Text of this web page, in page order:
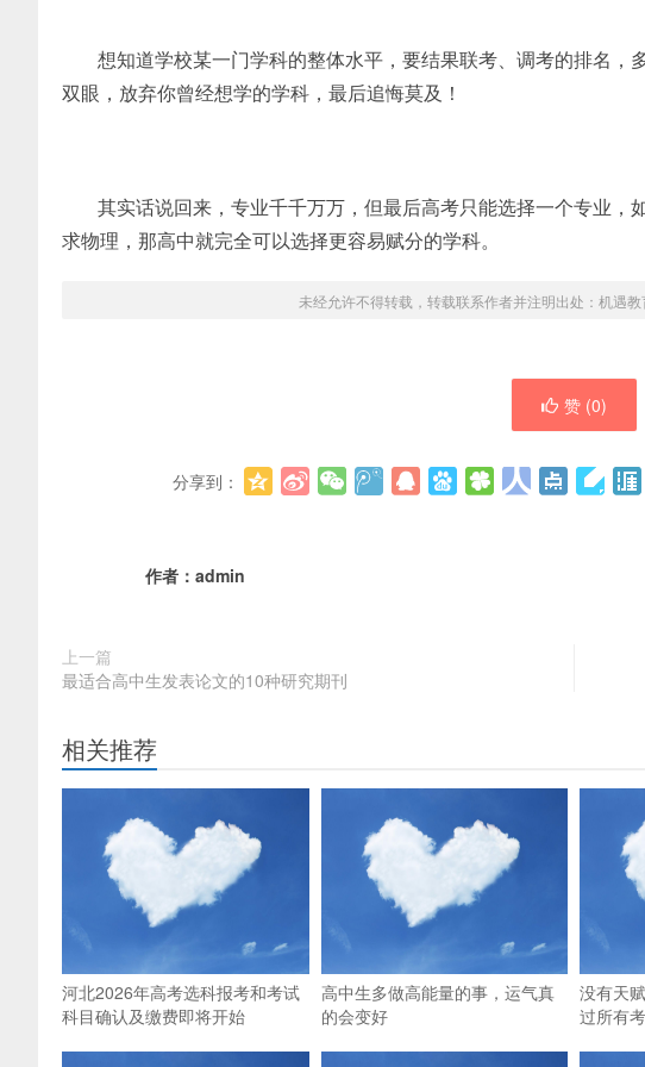
想知道学校某一门学科的整体水平，要结果联考、调考的排名
双眼，放弃你曾经想学的学科，最后追悔莫及！
其实话说回来，专业千千万万，但最后高考只能选择一个专业
求物理，那高中就完全可以选择更容易赋分的学科。
未经允许不得转载，转载联系作者并注明出处： 机遇教
赞 (0)
分享到：
作者： admin
上一篇
最适合高中生发表论文的10种研究期刊
相关推荐
河北2026年高考选科报考和考试
科目确认及缴费即将开始
高中生多做高能量的事，运气真
的会变好
没有天
过所有